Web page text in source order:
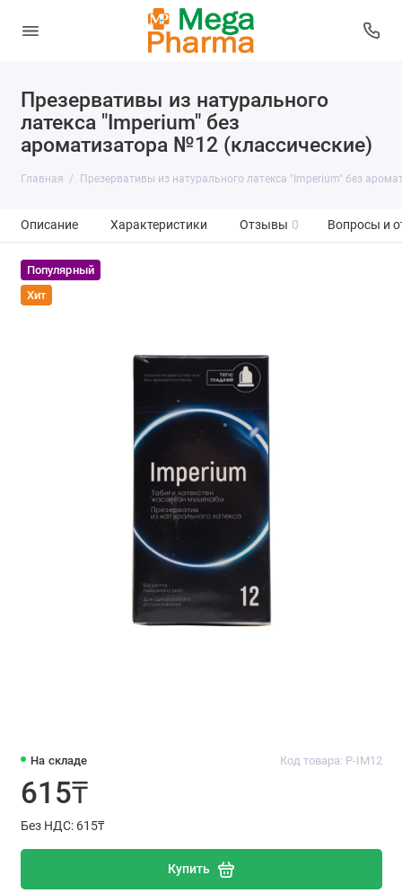
Презервативы из натурального
латекса "Imperium" без
ароматизатора №12 (классические)
Главная Презервативы из натурального латекса "Imperium" без
Описание Характеристики Отзывы 0 Вопросы и
Популярный
Хит
На складе Код товара: P-IM12
615₸
Без НДС: 615₸
Купить